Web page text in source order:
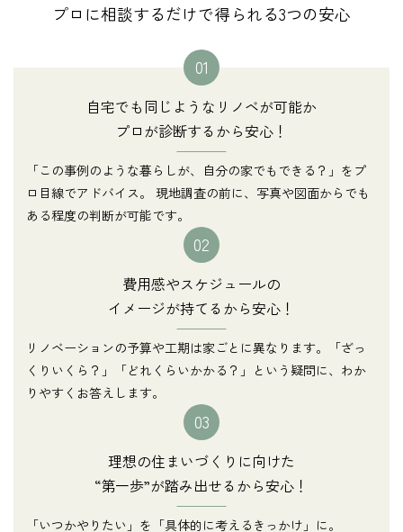
プロに相談するだけで得られる3つの安心
01
自宅でも同じようなリノベが可能か
プロが診断するから安心！
「この事例のような暮らしが、自分の家でもできる？」をプ
ロ目線でアドバイス。 現地調査の前に、写真や図面からでも
ある程度の判断が可能です。
02
費用感やスケジュールの
イメージが持てるから安心！
リノベーションの予算や工期は家ごとに異なります。「ざっ
くりいくら？」「どれくらいかかる？」という疑問に、わか
りやすくお答えします。
03
理想の住まいづくりに向けた
“第一歩”が踏み出せるから安心！
「いつかやりたい」を「具体的に考えるきっかけ」に。